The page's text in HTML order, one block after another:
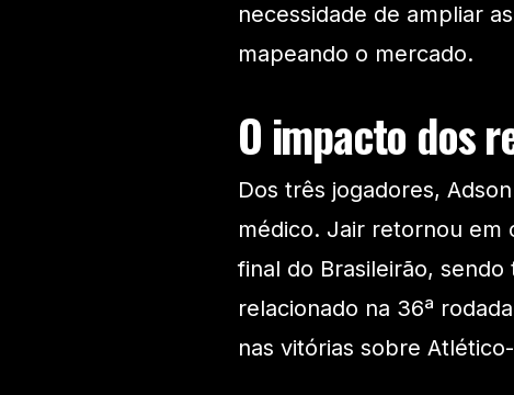
necessidade de ampliar
mapeando o mercado.
O impacto dos
Dos três jogadores,
médico. Jair retornou em
final do Brasileirão,
relacionado na 36ª
nas vitórias sobre